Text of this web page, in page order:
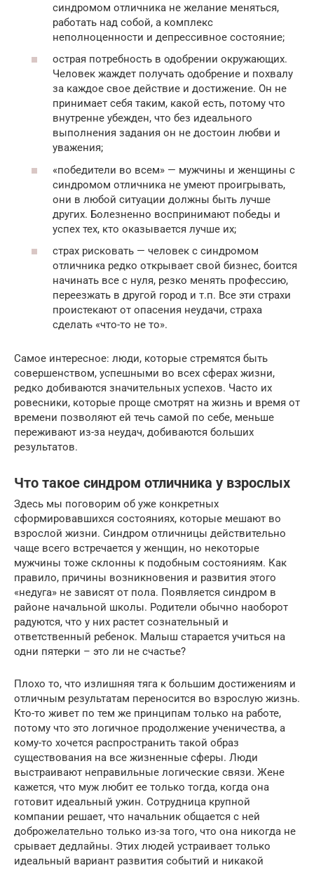
синдромом отличника не желание меняться,
работать над собой, а комплекс
неполноценности и депрессивное состояние;
острая потребность в одобрении окружающих.
Человек жаждет получать одобрение и похвалу
за каждое свое действие и достижение. Он не
принимает себя таким, какой есть, потому что
внутренне убежден, что без идеального
выполнения задания он не достоин любви и
уважения;
«победители во всем» — мужчины и женщины с
синдромом отличника не умеют проигрывать,
они в любой ситуации должны быть лучше
других. Болезненно воспринимают победы и
успех тех, кто оказывается лучше их;
страх рисковать — человек с синдромом
отличника редко открывает свой бизнес, боится
начинать все с нуля, резко менять профессию,
переезжать в другой город и т.п. Все эти страхи
проистекают от опасения неудачи, страха
сделать «что-то не то».
Самое интересное: люди, которые стремятся быть
совершенством, успешными во всех сферах жизни,
редко добиваются значительных успехов. Часто их
ровесники, которые проще смотрят на жизнь и время от
времени позволяют ей течь самой по себе, меньше
переживают из-за неудач, добиваются больших
результатов.
Что такое синдром отличника у взрослых
Здесь мы поговорим об уже конкретных
сформировавшихся состояниях, которые мешают во
взрослой жизни. Синдром отличницы действительно
чаще всего встречается у женщин, но некоторые
мужчины тоже склонны к подобным состояниям. Как
правило, причины возникновения и развития этого
«недуга» не зависят от пола. Появляется синдром в
районе начальной школы. Родители обычно наоборот
радуются, что у них растет сознательный и
ответственный ребенок. Малыш старается учиться на
одни пятерки – это ли не счастье?
Плохо то, что излишняя тяга к большим достижениям и
отличным результатам переносится во взрослую жизнь.
Кто-то живет по тем же принципам только на работе,
потому что это логичное продолжение ученичества, а
кому-то хочется распространить такой образ
существования на все жизненные сферы. Люди
выстраивают неправильные логические связи. Жене
кажется, что муж любит ее только тогда, когда она
готовит идеальный ужин. Сотрудница крупной
компании решает, что начальник общается с ней
доброжелательно только из-за того, что она никогда не
срывает дедлайны. Этих людей устраивает только
идеальный вариант развития событий и никакой